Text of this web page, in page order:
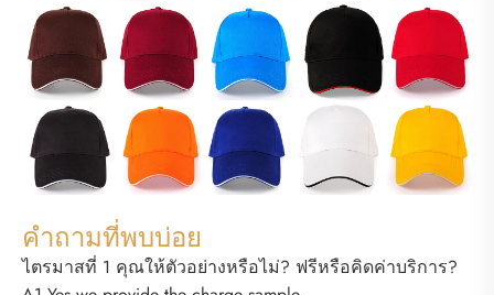
คำถามที่พบบ่อย
ไตรมาสที่ 1 คุณให้ตัวอย่างหรือไม่? ฟรีหรือคิดค่าบริการ?